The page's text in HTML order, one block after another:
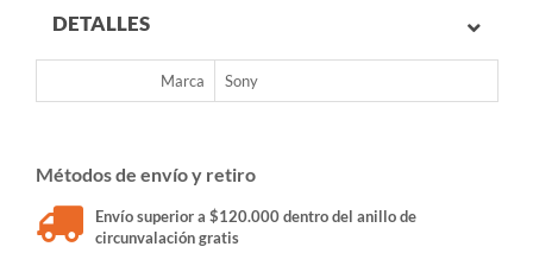
DETALLES
Marca Sony
Métodos de envío y retiro
Envío superior a $120.000 dentro del anillo de
circunvalación gratis